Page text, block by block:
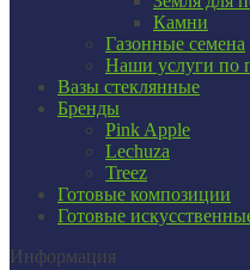
Камни
Газонные семена
Наши услуги по
Вазы стеклянные
Бренды
Pink Apple
Lechuza
Treez
Готовые композиции
Готовые
Информация